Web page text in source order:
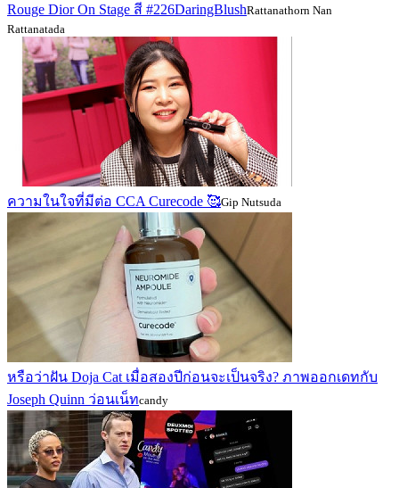
Rouge Dior On Stage สี #226DaringBlushRattanathorn Nan
Rattanatada
ความในใจที่มีต่อ CCA Curecode 🥰Gip Nutsuda
หรือว่าฝัน Doja Cat เมื่อสองปีก่อนจะเป็นจริง? ภาพออกเดทกับ
Joseph Quinn ว่อนเน็ทcandy